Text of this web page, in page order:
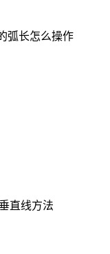
弧长怎么操作
直线方法